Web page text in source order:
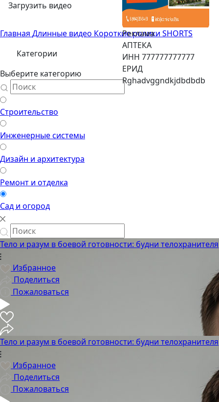
Загрузить видео
Реклама
АПТЕКА
ИНН 777777777777
ЕРИД
Rghadvggndkjdbdbdb
Главная Длинные видео Короткие ролики SHORTS
Категории
Выберите категорию
Строительство
Инженерные системы
Дизайн и архитектура
Ремонт и отделка
Сад и огород
Тело и разум в боевой готовности: будни телохранителя
Избранное
Поделиться
Пожаловаться
Тело и разум в боевой готовности: будни телохранителя
Избранное
Поделиться
Пожаловаться